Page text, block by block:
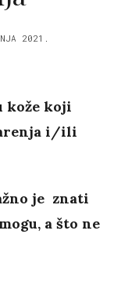
2021.
kože koji
i/ili
je znati
a što ne